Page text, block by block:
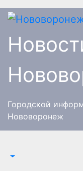
Перейти
Городской
Нововоронеж